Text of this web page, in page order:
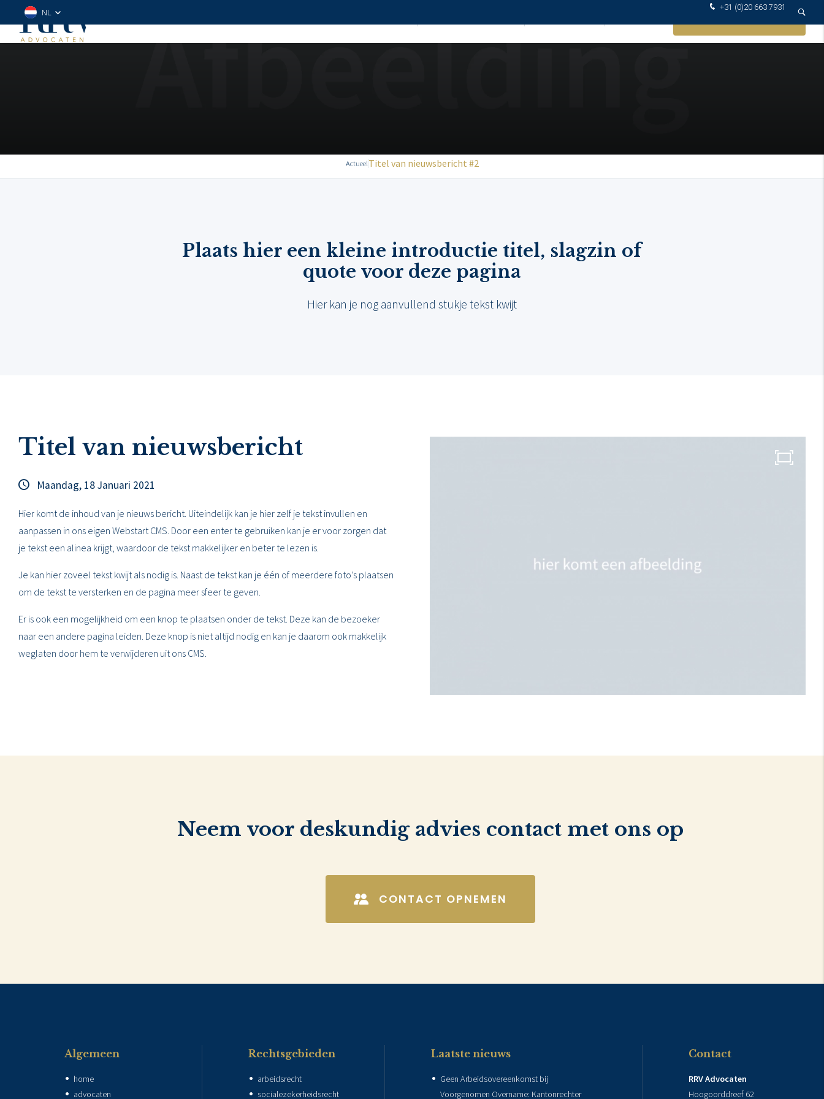
NL
+31 (0)20 663 7931
ActueelTitel van nieuwsbericht #2
Plaats hier een kleine introductie titel, slagzin of
quote voor deze pagina
Hier kan je nog aanvullend stukje tekst kwijt
Titel van nieuwsbericht
Maandag, 18 Januari 2021
Hier komt de inhoud van je nieuws bericht. Uiteindelijk kan je hier zelf je tekst invullen en
aanpassen in ons eigen Webstart CMS. Door een enter te gebruiken kan je er voor zorgen dat
je tekst een alinea krijgt, waardoor de tekst makkelijker en beter te lezen is.
Je kan hier zoveel tekst kwijt als nodig is. Naast de tekst kan je één of meerdere foto’s plaatsen
om de tekst te versterken en de pagina meer sfeer te geven.
Er is ook een mogelijkheid om een knop te plaatsen onder de tekst. Deze kan de bezoeker
naar een andere pagina leiden. Deze knop is niet altijd nodig en kan je daarom ook makkelijk
weglaten door hem te verwijderen uit ons CMS.
Neem voor deskundig advies contact met ons op
CONTACT OPNEMEN
Algemeen
home
advocaten
Rechtsgebieden
arbeidsrecht
socialezekerheidsrecht
Laatste nieuws
Geen Arbeidsovereenkomst bij
Voorgenomen Overname: Kantonrechter
Contact
RRV Advocaten
Hoogoorddreef 62